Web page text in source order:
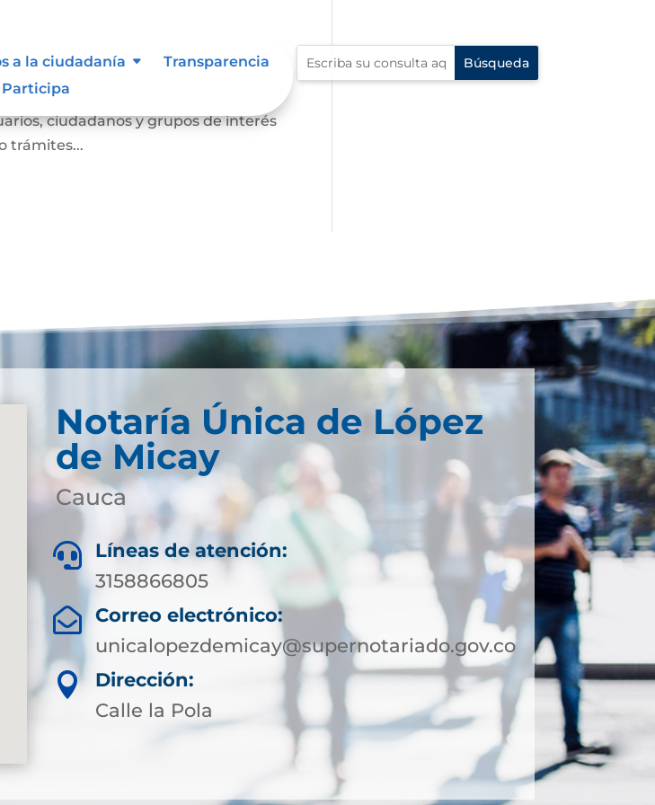
a la ciudadanía
Transparencia
Participa
que busca conocer las opiniones,
ciudadanos y grupos de interés
trámites...
Notaría Única de López
de Micay
Cauca

Líneas de atención:
3158866805

Correo electrónico:
unicalopezdemicay@supernotariado.gov.co

Dirección:
Calle la Pola